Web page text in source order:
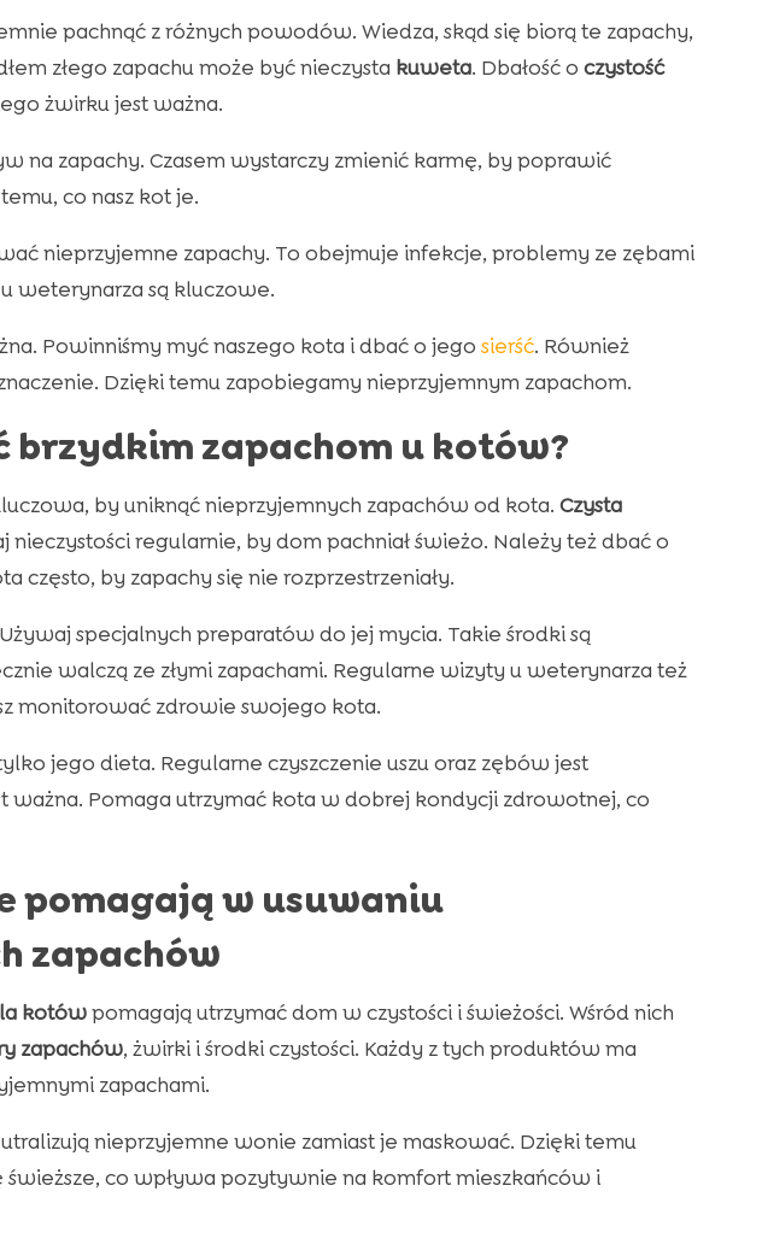
pachnąć z różnych powodów. Wiedza, skąd się biorą te zapachy,
złego zapachu może być nieczysta kuweta. Dbałość o czystość
żwirku jest ważna.
na zapachy. Czasem wystarczy zmienić karmę, by poprawić
co nasz kot je.
nieprzyjemne zapachy. To obejmuje infekcje, problemy ze zębami
weterynarza są kluczowe.
Powinniśmy myć naszego kota i dbać o jego sierść. Również
Dzięki temu zapobiegamy nieprzyjemnym zapachom.
brzydkim zapachom u kotów?
by uniknąć nieprzyjemnych zapachów od kota. Czysta
regularnie, by dom pachniał świeżo. Należy też dbać o
często, by zapachy się nie rozprzestrzeniały.
specjalnych preparatów do jej mycia. Takie środki są
walczą ze złymi zapachami. Regularne wizyty u weterynarza też
monitorować zdrowie swojego kota.
jego dieta. Regularne czyszczenie uszu oraz zębów jest
ważna. Pomaga utrzymać kota w dobrej kondycji zdrowotnej, co
pomagają w usuwaniu
zapachów
kotówpomagają utrzymać dom w czystości i świeżości. Wśród nich
zapachów, żwirki i środki czystości. Każdy z tych produktów ma
zapachami.
nieprzyjemne wonie zamiast je maskować. Dzięki temu
co wpływa pozytywnie na komfort mieszkańców i